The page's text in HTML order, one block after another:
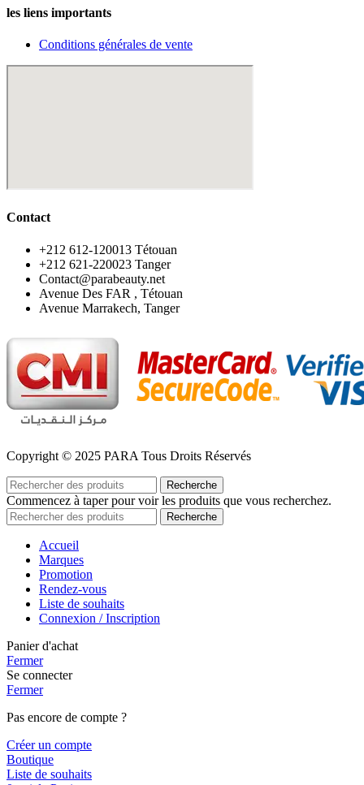
les liens importants
Conditions générales de vente
Contact
‪+212 612-120013 Tétouan
‪+212 621-220023 Tanger
Contact@parabeauty.net
Avenue Des FAR , Tétouan
Avenue Marrakech, Tanger
Copyright © 2025 PARA Tous Droits Réservés
Recherche
Commencez à taper pour voir les produits que vous recherchez.
Recherche
Accueil
Marques
Promotion
Rendez-vous
Liste de souhaits
Connexion / Inscription
Panier d'achat
Fermer
Se connecter
Fermer
Pas encore de compte ?
Créer un compte
Boutique
Liste de souhaits